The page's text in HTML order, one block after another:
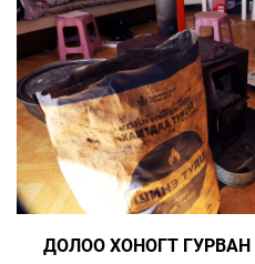
ДОЛОО ХОНОГТ